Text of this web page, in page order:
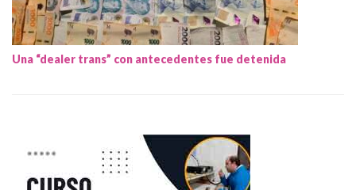
Una “dealer trans” con antecedentes fue detenida